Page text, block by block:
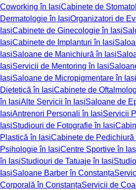
Coworking în IașiCabinete de
Dermatologie în IașiOrganizatori de
IașiCabinete de Ginecologie în Iași
IașiCabinete de Implanturi în Iași
IașiSaloane de Manichiură în Iași
IașiServicii de Mentoring în Iași
IașiSaloane de Micropigmentare în Iași
Dietetică în IașiCabinete de
în IașiAlte Servicii în IașiSaloane de
IașiAntrenori Personali în IașiServicii
IașiStudiouri de Fotografie în Iași
Plastică în IașiCabinete de Pedichiură
Psihologie în IașiCentre Sportive în
în IașiStudiouri de Tatuaje în Iași
IașiSaloane Barber în Constanța
Corporală în ConstanțaServicii de